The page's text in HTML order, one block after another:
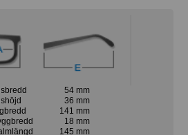
54 mm
36 mm
141 mm
18 mm
145 mm